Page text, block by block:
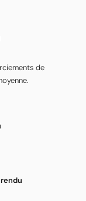
de
rendu